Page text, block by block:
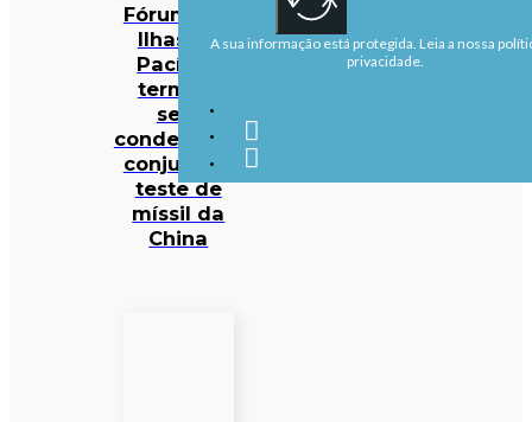
Fórum das
Ilhas do
Pacífico
termina
sem
condenação
conjunta a
teste de
míssil da
China
A sua informação está protegida. Leia a nossa
privacidade.